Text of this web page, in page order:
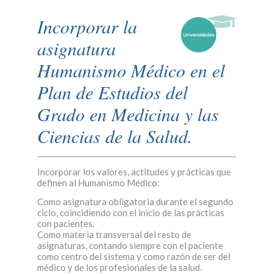
Incorporar la
asignatura
Humanismo Médico en el
Plan de Estudios del
Grado en Medicina y las
Ciencias de la Salud.
Incorporar los valores, actitudes y prácticas que
definen al Humanismo Médico:
Como asignatura obligatoria durante el segundo
ciclo, coincidiendo con el inicio de las prácticas
con pacientes.
Como materia transversal del resto de
asignaturas, contando siempre con el paciente
como centro del sistema y como razón de ser del
médico y de los profesionales de la salud.